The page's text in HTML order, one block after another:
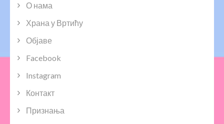
О нама
Храна у Вртићу
Објаве
Facebook
Instagram
Контакт
Признања